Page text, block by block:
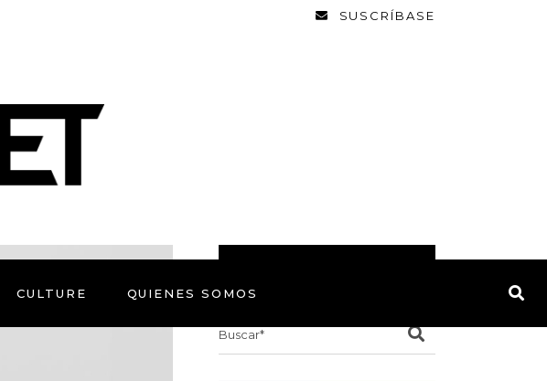
SUSCRÍBASE
CULTURE QUIENES SOMOS
Search